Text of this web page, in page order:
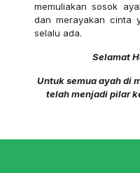
memuliakan sosok
dan merayakan cinta
selalu ada.
Selamat
Untuk semua ayah di
telah menjadi pilar